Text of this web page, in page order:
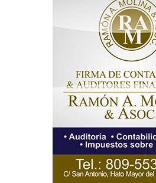
SUBSCRIBE
Company